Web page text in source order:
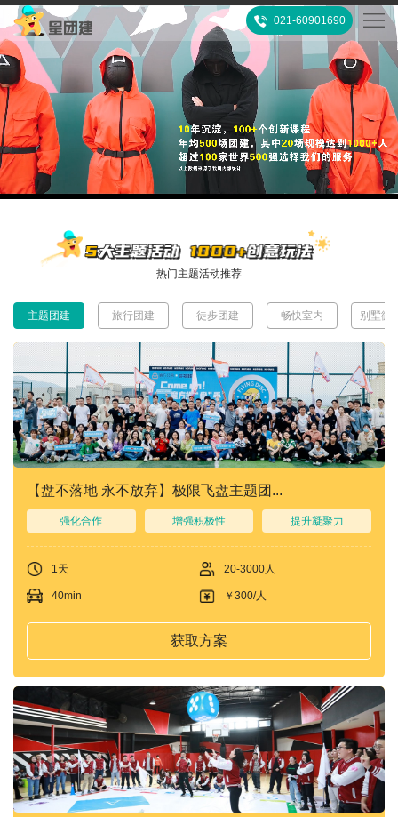
021-60901690
首
页
热
门
推
所
有
客
热门主题活动推荐
主题团建 旅行团建 徒步团建 畅快室内 别墅微
【盘不落地 永不放弃】极限飞盘主题团...
强化合作 增强积极性 提升凝聚力
1天 20-3000人
40min ￥300/人
获取方案